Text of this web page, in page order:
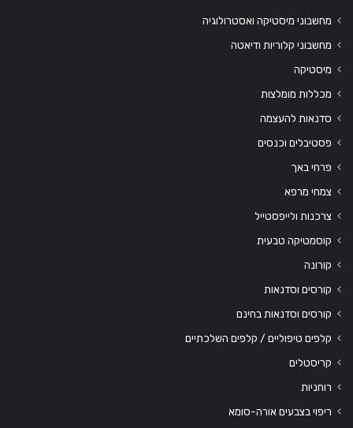
מחשבוני מיסטיקה ואסטרולוגיה
מחשבוני קלוריות ודיאטה
מיסטיקה
מכללות מומלצות
סדנאות להעצמה
פסטיבלים וכנסים
פרחי באך
צמחי מרפא
צרכנות ולייפסטייל
קוסמטיקה טבעית
קורונה
קורסים וסדנאות
קורסים וסדנאות בחינם
קלפים טיפוליים / קלפים השלכתיים
קריסטלים
רוחניות
ריפוי בצבעים אורה-סומא